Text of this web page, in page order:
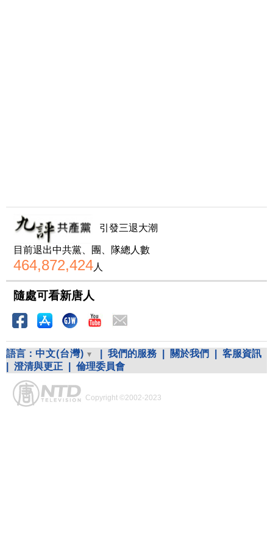
引發三退大潮
目前退出中共黨、團、隊總人數
464,872,424人
隨處可看新唐人
語言： 中文(台灣) 我們的服務 關於我們
客服資訊
澄清與更正 倫理委員會
Copyright ©2002-2023